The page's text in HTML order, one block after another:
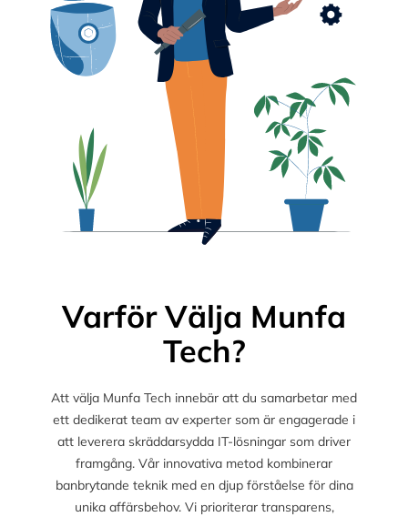
Varför Välja Munfa
Tech?
Att välja Munfa Tech innebär att du samarbetar med
ett dedikerat team av experter som är engagerade i
att leverera skräddarsydda IT-lösningar som driver
framgång. Vår innovativa metod kombinerar
banbrytande teknik med en djup förståelse för dina
unika affärsbehov. Vi prioriterar transparens,